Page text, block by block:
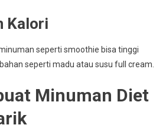
Kalori
seperti smoothie bisa tinggi
seperti madu atau susu full cream.
Minuman Diet